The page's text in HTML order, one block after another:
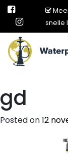
snelle
Main
gd
Posted on12